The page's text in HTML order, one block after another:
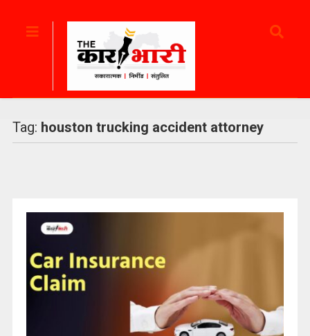
Tag: houston trucking accident attorney